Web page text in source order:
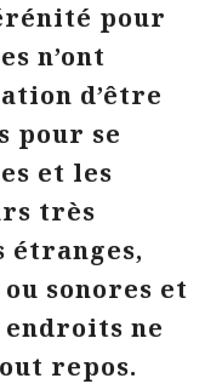
pour
n’ont
d’être
pour se
et les
très
étranges,
sonores et
endroits ne
repos.